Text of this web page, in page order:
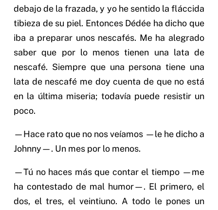
debajo de la frazada, y yo he sentido la fláccida
tibieza de su piel. Entonces Dédée ha dicho que
iba a preparar unos nescafés. Me ha alegrado
saber que por lo menos tienen una lata de
nescafé. Siempre que una persona tiene una
lata de nescafé me doy cuenta de que no está
en la última miseria; todavía puede resistir un
poco.
—Hace rato que no nos veíamos —le he dicho a
Johnny—. Un mes por lo menos.
—Tú no haces más que contar el tiempo —me
ha contestado de mal humor—. El primero, el
dos, el tres, el veintiuno. A todo le pones un